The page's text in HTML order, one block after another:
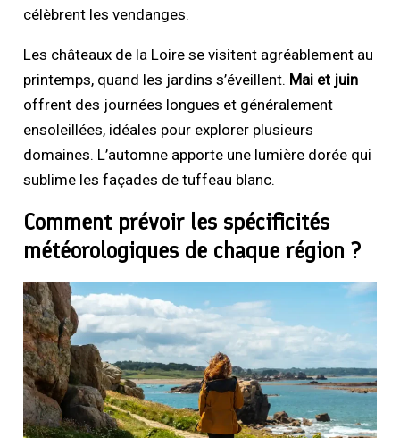
célèbrent les vendanges.
Les châteaux de la Loire se visitent agréablement au
printemps, quand les jardins s’éveillent. Mai et juin
offrent des journées longues et généralement
ensoleillées, idéales pour explorer plusieurs
domaines. L’automne apporte une lumière dorée qui
sublime les façades de tuffeau blanc.
Comment prévoir les spécificités
météorologiques de chaque région ?